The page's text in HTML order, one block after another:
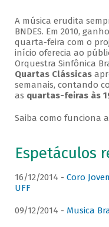
A música erudita
BNDES. Em 2010,
quarta-feira com o
início oferecia ao
Orquestra Sinfônica
Quartas Clássicas
semanais, contando
as quartas-feiras às
Saiba como funciona a
Espetáculos
16/12/2014 - Coro
UFF
09/12/2014 - Musica